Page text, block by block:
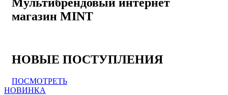
магазин MINT
НОВЫЕ ПОСТУПЛЕНИЯ
ПОСМОТРЕТЬ
НОВИНКА